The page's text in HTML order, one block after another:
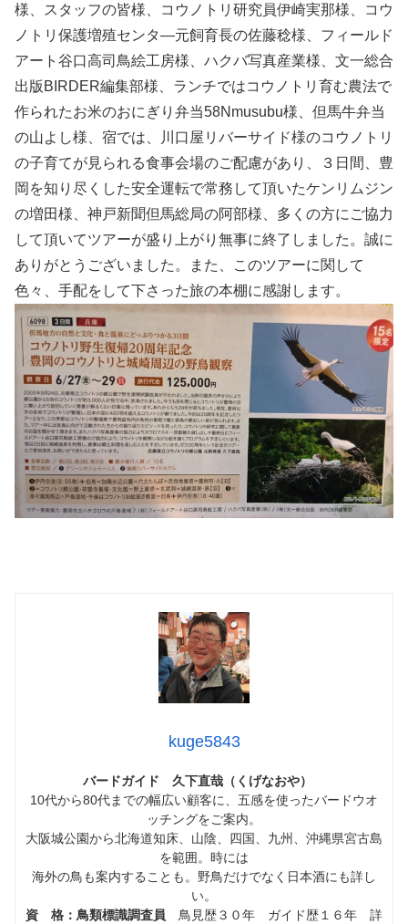
様、スタッフの皆様、コウノトリ研究員伊崎実那様、コウ
ノトリ保護増殖センタ―元飼育長の佐藤稔様、フィールド
アート谷口高司鳥絵工房様、ハクバ写真産業様、文一総合
出版BIRDER編集部様、ランチではコウノトリ育む農法で
作られたお米のおにぎり弁当58Nmusubu様、但馬牛弁当
の山よし様、宿では、川口屋リバーサイド様のコウノトリ
の子育てが見られる食事会場のご配慮があり、３日間、豊
岡を知り尽くした安全運転で常務して頂いたケンリムジン
の増田様、神戸新聞但馬総局の阿部様、多くの方にご協力
して頂いてツアーが盛り上がり無事に終了しました。誠に
ありがとうございました。また、このツアーに関して
色々、手配をして下さった旅の本棚に感謝します。
kuge5843
バードガイド 久下直哉（くげなおや）
10代から80代までの幅広い顧客に、五感を使ったバードウオ
ッチングをご案内。
大阪城公園から北海道知床、山陰、四国、九州、沖縄県宮古島
を範囲。時には
海外の鳥も案内することも。野鳥だけでなく日本酒にも詳し
い。
資 格：鳥類標識調査員 鳥見歴３０年 ガイド歴１６年 詳